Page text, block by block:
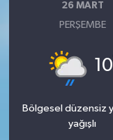
26 MART
PERŞEMBE
10
Bölgesel düzensiz
yağışlı